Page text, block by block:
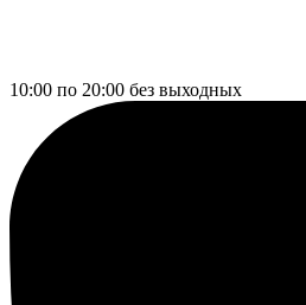
10:00 по 20:00 без выходных